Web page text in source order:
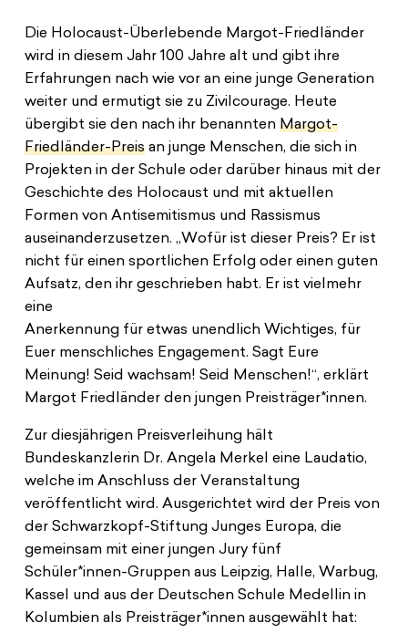
Impressum
Die Holocaust-Überlebende Margot-Friedländer
wird in diesem Jahr 100 Jahre alt und gibt ihre
Erfahrungen nach wie vor an eine junge Generation
weiter und ermutigt sie zu Zivilcourage. Heute
übergibt sie den nach ihr benannten Margot-
Friedländer-Preisan junge Menschen, die sich in
Projekten in der Schule oder darüber hinaus mit der
Geschichte des Holocaust und mit aktuellen
Formen von Antisemitismus und Rassismus
auseinanderzusetzen. „Wofür ist dieser Preis? Er ist
nicht für einen sportlichen Erfolg oder einen guten
Aufsatz, den ihr geschrieben habt. Er ist vielmehr
eine
Anerkennung für etwas unendlich Wichtiges, für
Euer menschliches Engagement. Sagt Eure
Meinung! Seid wachsam! Seid Menschen!“, erklärt
Margot Friedländer den jungen Preisträger*innen.
Zur diesjährigen Preisverleihung hält
Bundeskanzlerin Dr. Angela Merkel eine Laudatio,
welche im Anschluss der Veranstaltung
veröffentlicht wird. Ausgerichtet wird der Preis von
der Schwarzkopf-Stiftung Junges Europa, die
gemeinsam mit einer jungen Jury fünf
Schüler*innen-Gruppen aus Leipzig, Halle, Warbug,
Kassel und aus der Deutschen Schule Medellin in
Kolumbien als Preisträger*innen ausgewählt hat: